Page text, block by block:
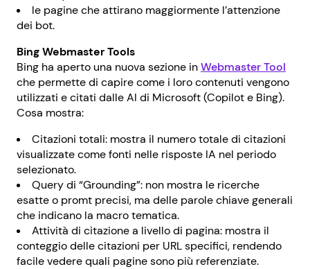
le pagine che attirano maggiormente l’attenzione
dei bot.
Bing Webmaster Tools
Bing ha aperto una nuova sezione inWebmaster Tool
che permette di capire come i loro contenuti vengono
utilizzati e citati dalle AI di Microsoft (Copilot e Bing).
Cosa mostra:
Citazioni totali: mostra il numero totale di citazioni
visualizzate come fonti nelle risposte IA nel periodo
selezionato.
Query di “Grounding”: non mostra le ricerche
esatte o promt precisi, ma delle parole chiave generali
che indicano la macro tematica.
Attività di citazione a livello di pagina: mostra il
conteggio delle citazioni per URL specifici, rendendo
facile vedere quali pagine sono più referenziate.